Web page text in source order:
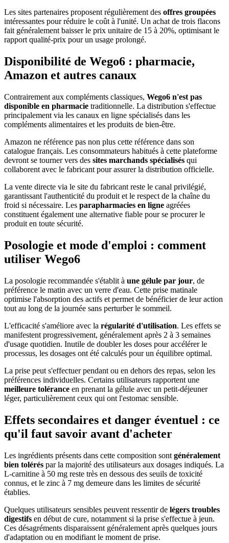
Les sites partenaires proposent régulièrement des offres groupées
intéressantes pour réduire le coût à l'unité. Un achat de trois flacons
fait généralement baisser le prix unitaire de 15 à 20%, optimisant le
rapport qualité-prix pour un usage prolongé.
Disponibilité de Wego6 : pharmacie,
Amazon et autres canaux
Contrairement aux compléments classiques, Wego6 n'est pas
disponible en pharmacie traditionnelle. La distribution s'effectue
principalement via les canaux en ligne spécialisés dans les
compléments alimentaires et les produits de bien-être.
Amazon ne référence pas non plus cette référence dans son
catalogue français. Les consommateurs habitués à cette plateforme
devront se tourner vers des sites marchands spécialisés qui
collaborent avec le fabricant pour assurer la distribution officielle.
La vente directe via le site du fabricant reste le canal privilégié,
garantissant l'authenticité du produit et le respect de la chaîne du
froid si nécessaire. Les parapharmacies en ligne agréées
constituent également une alternative fiable pour se procurer le
produit en toute sécurité.
Posologie et mode d'emploi : comment
utiliser Wego6
La posologie recommandée s'établit à une gélule par jour, de
préférence le matin avec un verre d'eau. Cette prise matinale
optimise l'absorption des actifs et permet de bénéficier de leur action
tout au long de la journée sans perturber le sommeil.
L'efficacité s'améliore avec la régularité d'utilisation. Les effets se
manifestent progressivement, généralement après 2 à 3 semaines
d'usage quotidien. Inutile de doubler les doses pour accélérer le
processus, les dosages ont été calculés pour un équilibre optimal.
La prise peut s'effectuer pendant ou en dehors des repas, selon les
préférences individuelles. Certains utilisateurs rapportent une
meilleure tolérance en prenant la gélule avec un petit-déjeuner
léger, particulièrement ceux qui ont l'estomac sensible.
Effets secondaires et danger éventuel : ce
qu'il faut savoir avant d'acheter
Les ingrédients présents dans cette composition sont généralement
bien tolérés par la majorité des utilisateurs aux dosages indiqués. La
L-carnitine à 50 mg reste très en dessous des seuils de toxicité
connus, et le zinc à 7 mg demeure dans les limites de sécurité
établies.
Quelques utilisateurs sensibles peuvent ressentir de légers troubles
digestifs en début de cure, notamment si la prise s'effectue à jeun.
Ces désagréments disparaissent généralement après quelques jours
d'adaptation ou en modifiant le moment de prise.